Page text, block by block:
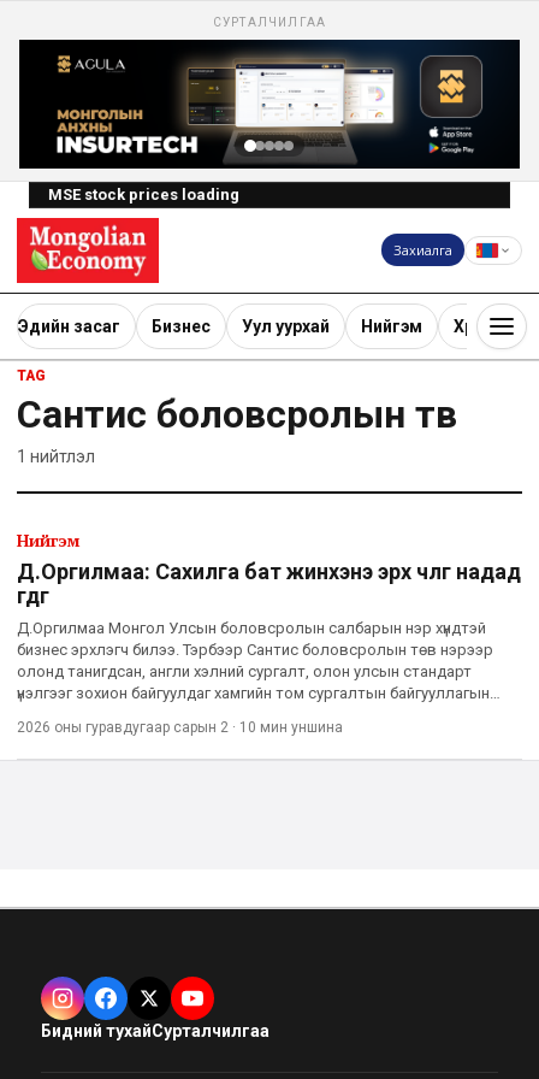
СУРТАЛЧИЛГАА
MSE stock prices loading
Захиалга
Эдийн засаг Бизнес Уул уурхай Нийгэм Хөрөнгө
TAG
Сантис боловсролын төв
1 нийтлэл
Нийгэм
Д.Оргилмаa: Сахилга бат жинхэнэ эрх чөлөөг надад
өгдөг
Д.Оргилмаа Монгол Улсын боловсролын салбарын нэр хүндтэй
бизнес эрхлэгч билээ. Тэрбээр Сантис боловсролын төв нэрээр
олонд танигдсан, англи хэлний сургалт, олон улсын стандарт
үнэлгээг зохион байгуулдаг хамгийн том сургалтын байгууллагын
2026 оны гуравдугаар сарын 2 · 10 мин уншина
Бидний тухайСурталчилгаа